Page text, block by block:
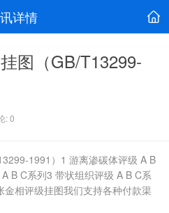
详情
图（GB/T13299-
: 0
1991）1 游离渗碳体评级 A B
B C系列3 带状组织评级 A B C系
相评级挂图我们支持各种付款渠